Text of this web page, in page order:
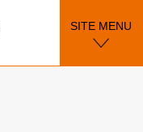
SITE MENU